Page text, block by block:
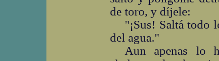
de toro, y díjele:
"¡Sus! Saltá todo
del agua."
Aun apenas lo